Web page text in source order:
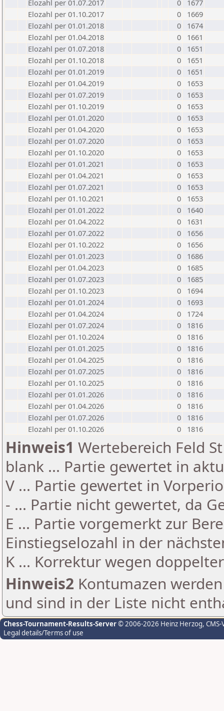
Elozahl per 01.07.2017
0
1677
Elozahl per 01.10.2017
0
1669
Elozahl per 01.01.2018
0
1674
Elozahl per 01.04.2018
0
1661
Elozahl per 01.07.2018
0
1651
Elozahl per 01.10.2018
0
1651
Elozahl per 01.01.2019
0
1651
Elozahl per 01.04.2019
0
1653
Elozahl per 01.07.2019
0
1653
Elozahl per 01.10.2019
0
1653
Elozahl per 01.01.2020
0
1653
Elozahl per 01.04.2020
0
1653
Elozahl per 01.07.2020
0
1653
Elozahl per 01.10.2020
0
1653
Elozahl per 01.01.2021
0
1653
Elozahl per 01.04.2021
0
1653
Elozahl per 01.07.2021
0
1653
Elozahl per 01.10.2021
0
1653
Elozahl per 01.01.2022
0
1640
Elozahl per 01.04.2022
0
1631
Elozahl per 01.07.2022
0
1656
Elozahl per 01.10.2022
0
1656
Elozahl per 01.01.2023
0
1686
Elozahl per 01.04.2023
0
1685
Elozahl per 01.07.2023
0
1685
Elozahl per 01.10.2023
0
1694
Elozahl per 01.01.2024
0
1693
Elozahl per 01.04.2024
0
1724
Elozahl per 01.07.2024
0
1816
Elozahl per 01.10.2024
0
1816
Elozahl per 01.01.2025
0
1816
Elozahl per 01.04.2025
0
1816
Elozahl per 01.07.2025
0
1816
Elozahl per 01.10.2025
0
1816
Elozahl per 01.01.2026
0
1816
Elozahl per 01.04.2026
0
1816
Elozahl per 01.07.2026
0
1816
Elozahl per 01.10.2026
0 1816
Hinweis1 Wertebereich Feld
blank ... Partie gewertet in
V ... Partie gewertet in
- ... Partie nicht gewertet, da
E ... Partie vorgemerkt zur
Einstiegselozahl in der
K ... Korrektur wegen
Hinweis2 Kontumazen
und sind in der Liste nicht
Chess-Tournament-Results-Server© 2006-2026 Heinz Herzog,
Legal details/Terms of use